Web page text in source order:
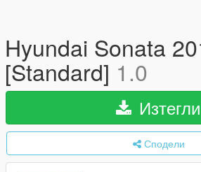
Hyundai Sonata
[Standard] 1.0
Изтегли
Сподели